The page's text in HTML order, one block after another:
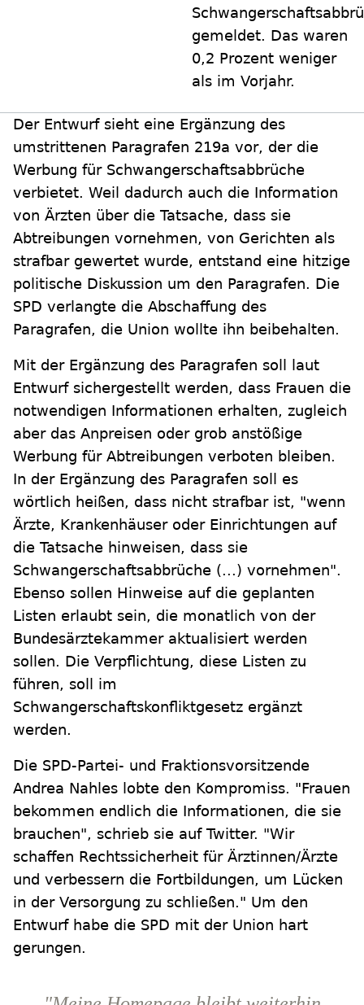
gemeldet. Das waren
0,2 Prozent weniger
als im Vorjahr.
Der Entwurf sieht eine Ergänzung des
umstrittenen Paragrafen 219a vor, der die
Werbung für Schwangerschaftsabbrüche
verbietet. Weil dadurch auch die Information
von Ärzten über die Tatsache, dass sie
Abtreibungen vornehmen, von Gerichten als
strafbar gewertet wurde, entstand eine hitzige
politische Diskussion um den Paragrafen. Die
SPD verlangte die Abschaffung des
Paragrafen, die Union wollte ihn beibehalten.
Mit der Ergänzung des Paragrafen soll laut
Entwurf sichergestellt werden, dass Frauen die
notwendigen Informationen erhalten, zugleich
aber das Anpreisen oder grob anstößige
Werbung für Abtreibungen verboten bleiben.
In der Ergänzung des Paragrafen soll es
wörtlich heißen, dass nicht strafbar ist, "wenn
Ärzte, Krankenhäuser oder Einrichtungen auf
die Tatsache hinweisen, dass sie
Schwangerschaftsabbrüche (...) vornehmen".
Ebenso sollen Hinweise auf die geplanten
Listen erlaubt sein, die monatlich von der
Bundesärztekammer aktualisiert werden
sollen. Die Verpflichtung, diese Listen zu
führen, soll im
Schwangerschaftskonfliktgesetz ergänzt
werden.
Die SPD-Partei- und Fraktionsvorsitzende
Andrea Nahles lobte den Kompromiss. "Frauen
bekommen endlich die Informationen, die sie
brauchen", schrieb sie auf Twitter. "Wir
schaffen Rechtssicherheit für Ärztinnen/Ärzte
und verbessern die Fortbildungen, um Lücken
in der Versorgung zu schließen." Um den
Entwurf habe die SPD mit der Union hart
gerungen.